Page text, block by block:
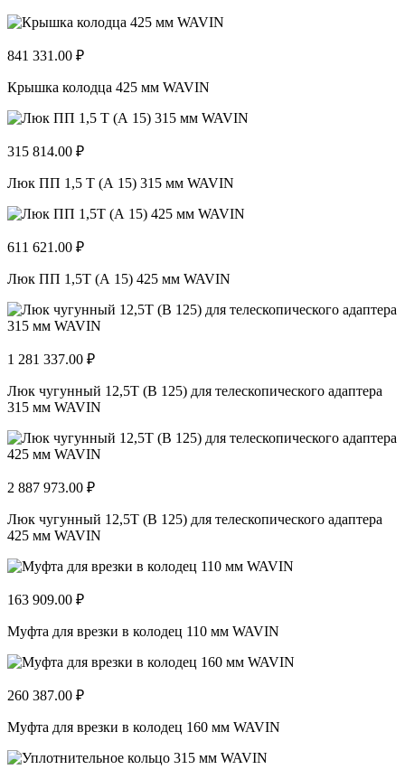
841 331.00 ₽
Крышка колодца 425 мм WAVIN
315 814.00 ₽
Люк ПП 1,5 Т (А 15) 315 мм WAVIN
611 621.00 ₽
Люк ПП 1,5Т (А 15) 425 мм WAVIN
1 281 337.00 ₽
Люк чугунный 12,5Т (В 125) для телескопического адаптера
315 мм WAVIN
2 887 973.00 ₽
Люк чугунный 12,5Т (В 125) для телескопического адаптера
425 мм WAVIN
163 909.00 ₽
Муфта для врезки в колодец 110 мм WAVIN
260 387.00 ₽
Муфта для врезки в колодец 160 мм WAVIN